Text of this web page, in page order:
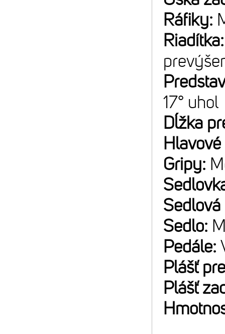
Ráfiky:
17° uhol
Dĺžka
Gripy:
Sedlo:
Pedále:
Plášť
Plášť